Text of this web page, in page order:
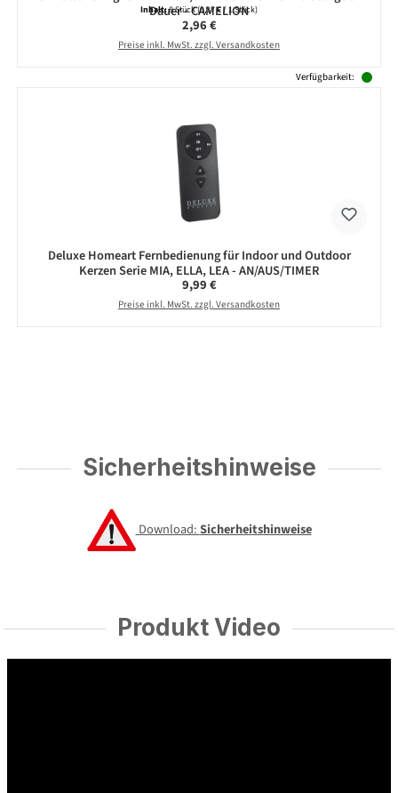
Dauer - CAMELION
Inhalt:8 Stück(0,37 € / 1 Stück)
Regulärer Preis:
2,96 €
Preise inkl. MwSt. zzgl. Versandkosten
Verfügbarkeit:
Deluxe Homeart Fernbedienung für Indoor und Outdoor
Kerzen Serie MIA, ELLA, LEA - AN/AUS/TIMER
Regulärer Preis:
9,99 €
Preise inkl. MwSt. zzgl. Versandkosten
Sicherheitshinweise
Download:Sicherheitshinweise
Produkt Video